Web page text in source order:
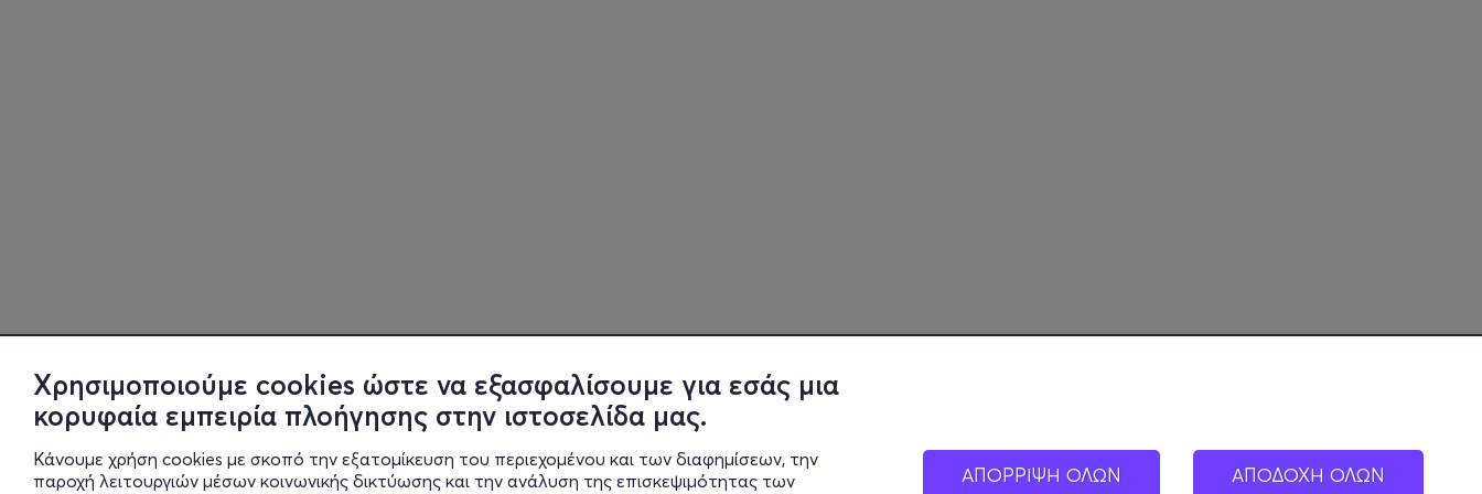
Χρησιμοποιούμε cookies ώστε να εξασφαλίσουμε για εσάς μια
κορυφαία εμπειρία πλοήγησης στην ιστοσελίδα μας.
Κάνουμε χρήση cookies με σκοπό την εξατομίκευση του περιεχομένου και των διαφημίσεων, την
παροχή λειτουργιών μέσων κοινωνικής δικτύωσης και την ανάλυση της επισκεψιμότητας των
ΑΠΟΡΡΙΨΗ ΟΛΩΝ ΑΠΟΔΟΧΗ ΟΛΩΝ